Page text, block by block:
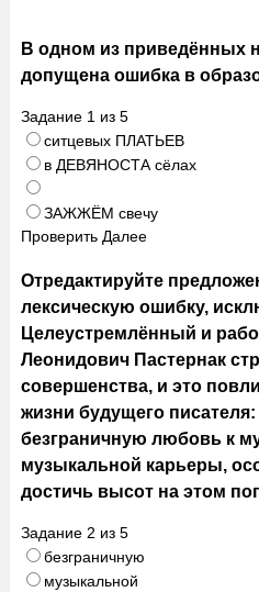
В одном из приведённых
допущена ошибка в
Задание 1из 5
ситцевых ПЛАТЬЕВ
в ДЕВЯНОСТА сёлах
ЗАЖЖЁМ свечу
Проверить Далее
Отредактируйте
лексическую ошибку,
Целеустремлённый и
Леонидович Пастернак
совершенства, и это
жизни будущего
безграничную любовь к
музыкальной карьеры,
достичь высот на этом
Задание 2 из 5
безграничную
музыкальной